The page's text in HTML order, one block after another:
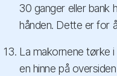
30 ganger eller bank
hånden. Dette er for
La makornene tørke
en hinne på